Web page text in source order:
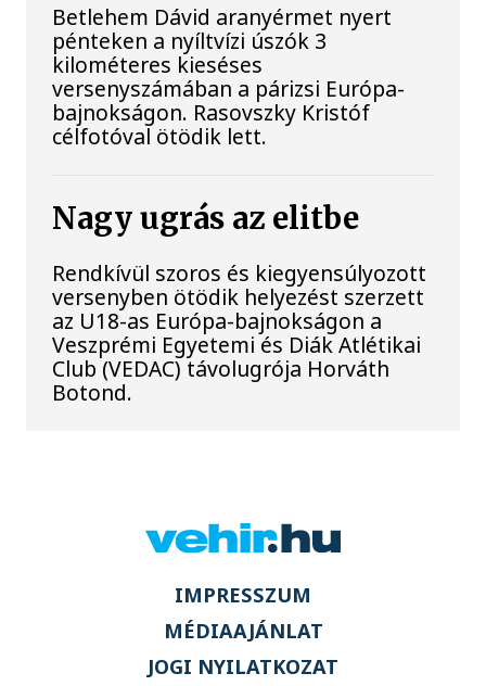
Betlehem Dávid aranyérmet nyert
pénteken a nyíltvízi úszók 3
kilométeres kieséses
versenyszámában a párizsi Európa-
bajnokságon. Rasovszky Kristóf
célfotóval ötödik lett.
Nagy ugrás az elitbe
Rendkívül szoros és kiegyensúlyozott
versenyben ötödik helyezést szerzett
az U18-as Európa-bajnokságon a
Veszprémi Egyetemi és Diák Atlétikai
Club (VEDAC) távolugrója Horváth
Botond.
IMPRESSZUM
MÉDIAAJÁNLAT
JOGI NYILATKOZAT